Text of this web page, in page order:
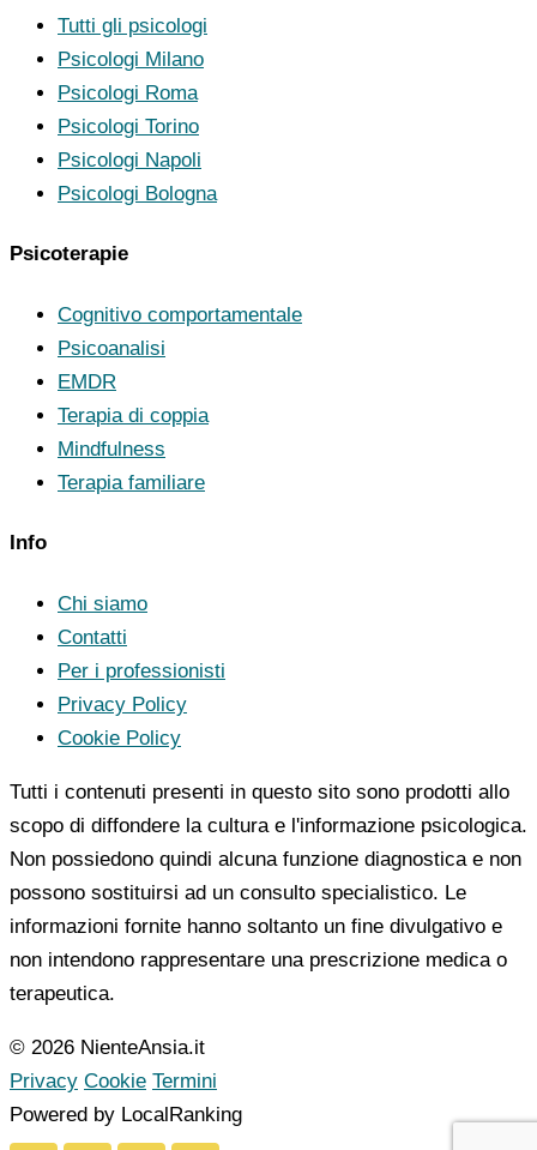
Tutti gli psicologi
Psicologi Milano
Psicologi Roma
Psicologi Torino
Psicologi Napoli
Psicologi Bologna
Psicoterapie
Cognitivo comportamentale
Psicoanalisi
EMDR
Terapia di coppia
Mindfulness
Terapia familiare
Info
Chi siamo
Contatti
Per i professionisti
Privacy Policy
Cookie Policy
Tutti i contenuti presenti in questo sito sono prodotti allo
scopo di diffondere la cultura e l'informazione psicologica.
Non possiedono quindi alcuna funzione diagnostica e non
possono sostituirsi ad un consulto specialistico. Le
informazioni fornite hanno soltanto un fine divulgativo e
non intendono rappresentare una prescrizione medica o
terapeutica.
© 2026 NienteAnsia.it
Privacy Cookie Termini
Powered by LocalRanking